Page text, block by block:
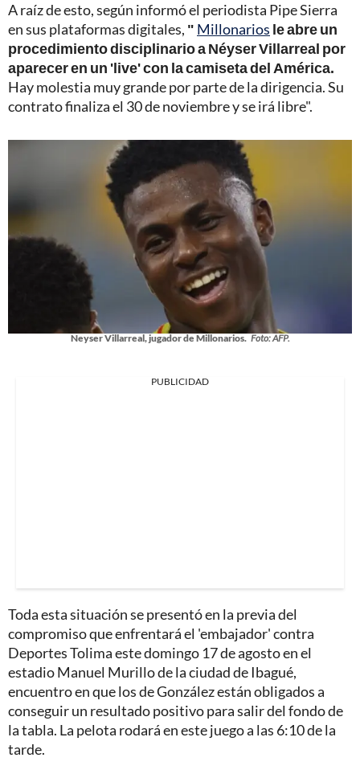
A raíz de esto, según informó el periodista Pipe Sierra
en sus plataformas digitales, " Millonarios le abre un
procedimiento disciplinario a Néyser Villarreal por
aparecer en un 'live' con la camiseta del América.
Hay molestia muy grande por parte de la dirigencia. Su
contrato finaliza el 30 de noviembre y se irá libre".
Neyser Villarreal, jugador de Millonarios. Foto: AFP.
PUBLICIDAD
Toda esta situación se presentó en la previa del
compromiso que enfrentará el 'embajador' contra
Deportes Tolima este domingo 17 de agosto en el
estadio Manuel Murillo de la ciudad de Ibagué,
encuentro en que los de González están obligados a
conseguir un resultado positivo para salir del fondo de
la tabla. La pelota rodará en este juego a las 6:10 de la
tarde.